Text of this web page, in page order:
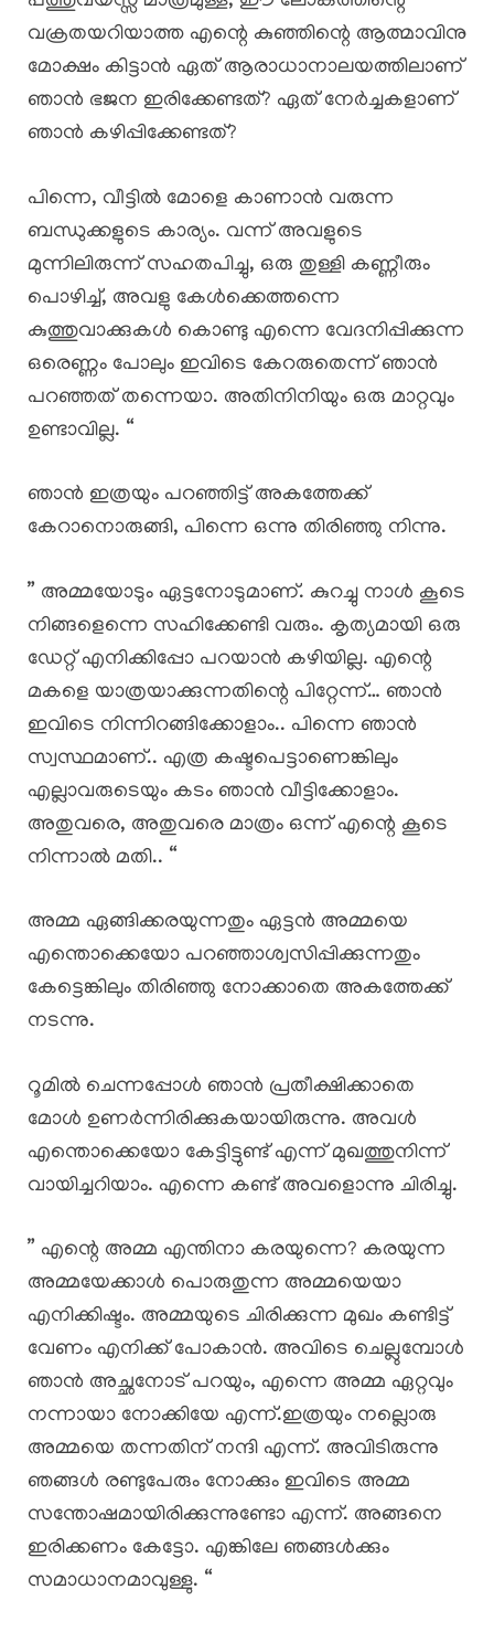
വക്രതയറിയാത്ത എന്റെ കുഞ്ഞിന്റെ ആത്മാവിനു
മോക്ഷം കിട്ടാൻ ഏത് ആരാധാനാലയത്തിലാണ്
ഞാൻ ഭജന ഇരിക്കേണ്ടത്? ഏത് നേർച്ചകളാണ്
ഞാൻ കഴിപ്പിക്കേണ്ടത്?
പിന്നെ, വീട്ടിൽ മോളെ കാണാൻ വരുന്ന
ബന്ധുക്കളുടെ കാര്യം. വന്ന് അവളുടെ
മുന്നിലിരുന്ന് സഹതപിച്ചു, ഒരു തുള്ളി കണ്ണീരും
പൊഴിച്ച്, അവളു കേൾക്കെത്തന്നെ
കുത്തുവാക്കുകൾ കൊണ്ടു എന്നെ വേദനിപ്പിക്കുന്ന
ഒരെണ്ണം പോലും ഇവിടെ കേറരുതെന്ന് ഞാൻ
പറഞ്ഞത് തന്നെയാ. അതിനിനിയും ഒരു മാറ്റവും
ഉണ്ടാവില്ല. “
ഞാൻ ഇത്രയും പറഞ്ഞിട്ട് അകത്തേക്ക്
കേറാനൊരുങ്ങി, പിന്നെ ഒന്നു തിരിഞ്ഞു നിന്നു.
” അമ്മയോടും ഏട്ടനോടുമാണ്. കുറച്ചു നാൾ കൂടെ
നിങ്ങളെന്നെ സഹിക്കേണ്ടി വരും. കൃത്യമായി ഒരു
ഡേറ്റ് എനിക്കിപ്പോ പറയാൻ കഴിയില്ല. എന്റെ
മകളെ യാത്രയാക്കുന്നതിന്റെ പിറ്റേന്ന്… ഞാൻ
ഇവിടെ നിന്നിറങ്ങിക്കോളാം.. പിന്നെ ഞാൻ
സ്വസ്ഥമാണ്.. എത്ര കഷ്ടപെട്ടാണെങ്കിലും
എല്ലാവരുടെയും കടം ഞാൻ വീട്ടിക്കോളാം.
അതുവരെ, അതുവരെ മാത്രം ഒന്ന് എന്റെ കൂടെ
നിന്നാൽ മതി.. “
അമ്മ ഏങ്ങിക്കരയുന്നതും ഏട്ടൻ അമ്മയെ
എന്തൊക്കെയോ പറഞ്ഞാശ്വസിപ്പിക്കുന്നതും
കേട്ടെങ്കിലും തിരിഞ്ഞു നോക്കാതെ അകത്തേക്ക്
നടന്നു.
റൂമിൽ ചെന്നപ്പോൾ ഞാൻ പ്രതീക്ഷിക്കാതെ
മോൾ ഉണർന്നിരിക്കുകയായിരുന്നു. അവൾ
എന്തൊക്കെയോ കേട്ടിട്ടുണ്ട് എന്ന് മുഖത്തുനിന്ന്
വായിച്ചറിയാം. എന്നെ കണ്ട് അവളൊന്നു ചിരിച്ചു.
” എന്റെ അമ്മ എന്തിനാ കരയുന്നെ? കരയുന്ന
അമ്മയേക്കാൾ പൊരുതുന്ന അമ്മയെയാ
എനിക്കിഷ്ടം. അമ്മയുടെ ചിരിക്കുന്ന മുഖം കണ്ടിട്ട്
വേണം എനിക്ക് പോകാൻ. അവിടെ ചെല്ലുമ്പോൾ
ഞാൻ അച്ഛനോട് പറയും, എന്നെ അമ്മ ഏറ്റവും
നന്നായാ നോക്കിയേ എന്ന്.ഇത്രയും നല്ലൊരു
അമ്മയെ തന്നതിന് നന്ദി എന്ന്. അവിടിരുന്നു
ഞങ്ങൾ രണ്ടുപേരും നോക്കും ഇവിടെ അമ്മ
സന്തോഷമായിരിക്കുന്നുണ്ടോ എന്ന്. അങ്ങനെ
ഇരിക്കണം കേട്ടോ. എങ്കിലേ ഞങ്ങൾക്കും
സമാധാനമാവുള്ളു. “